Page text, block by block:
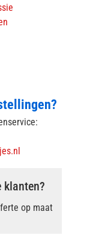
klanten?
op maat